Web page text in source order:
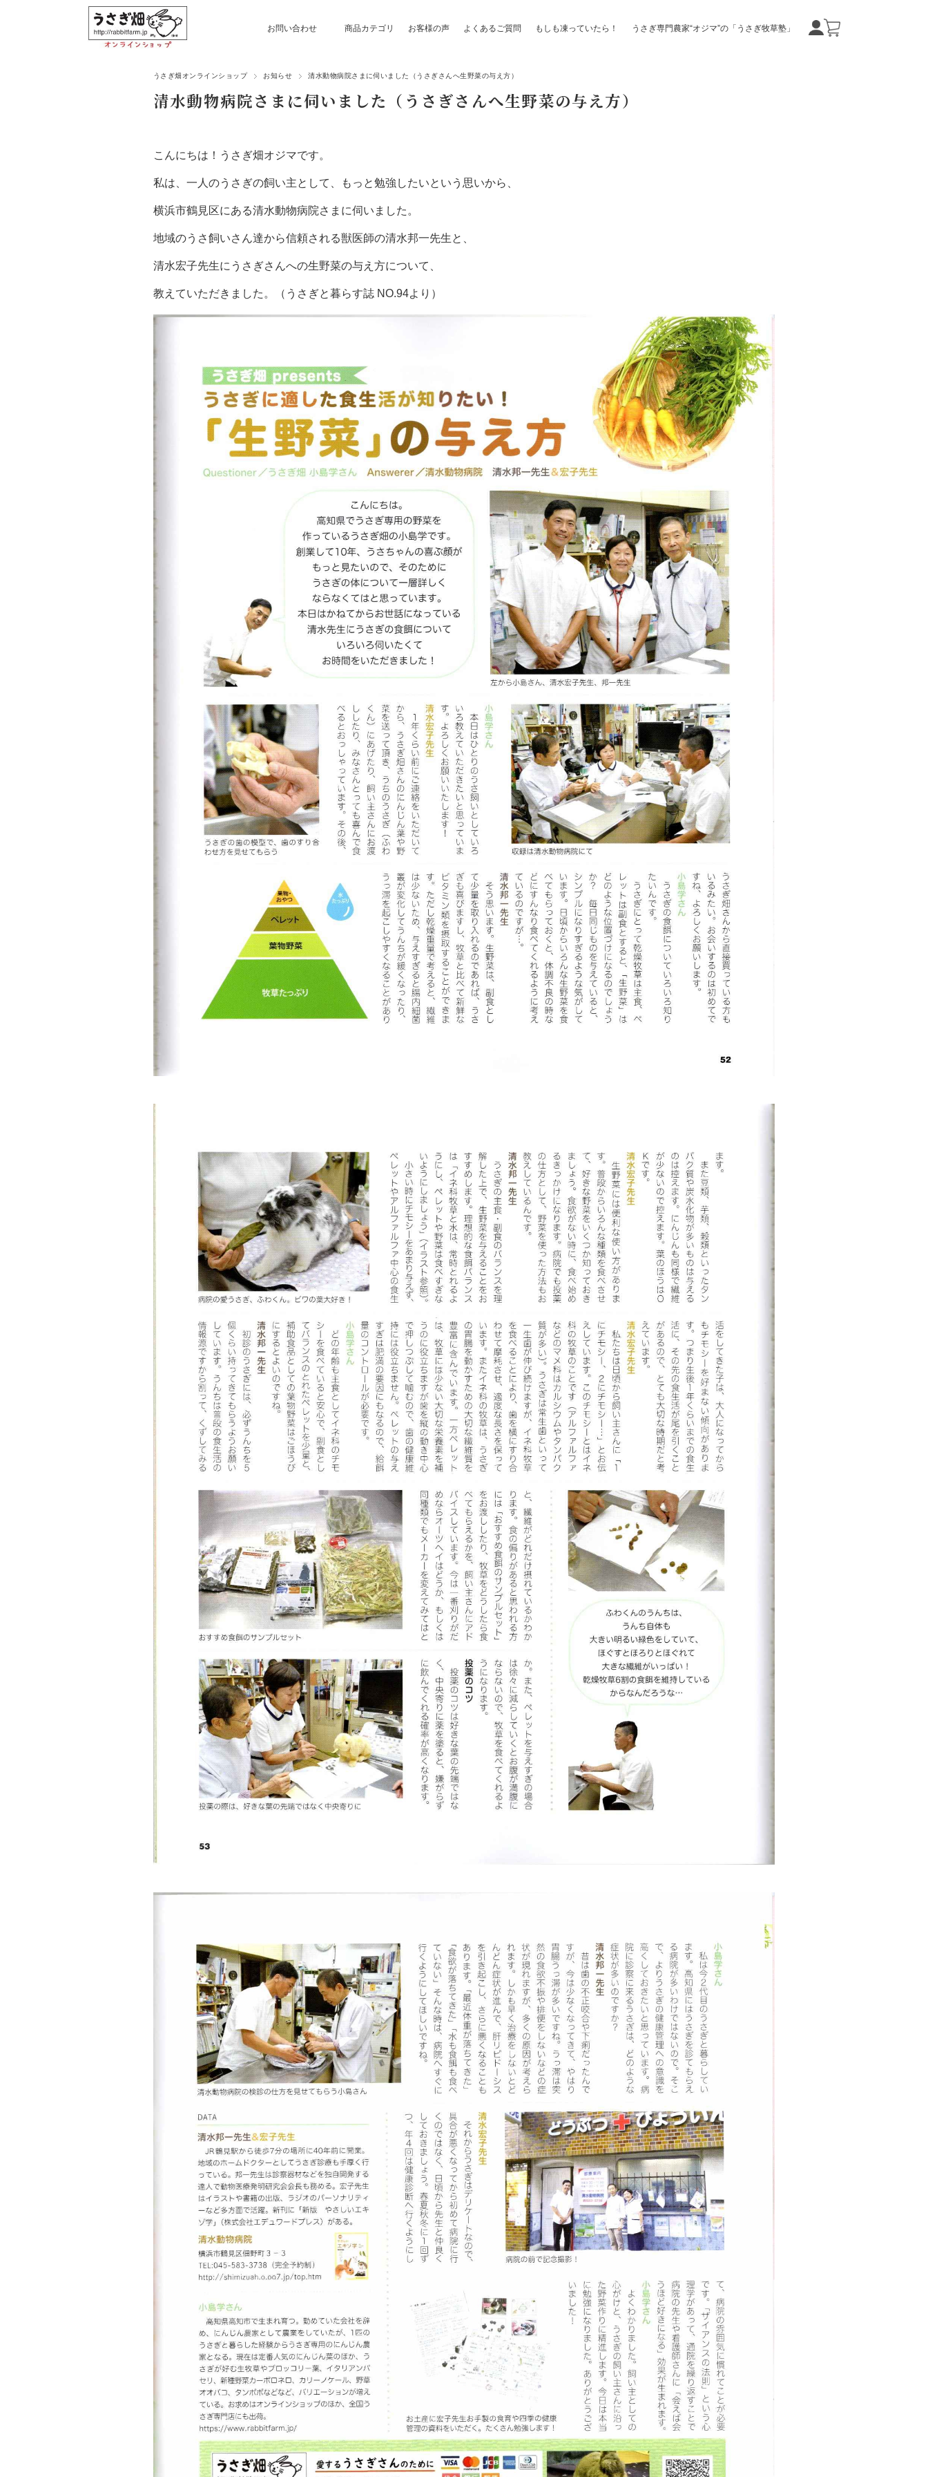
お問い合わせ 商品カテゴリ お客様の声 よくあるご質問 もしも凍っていたら！ うさぎ専門農家“オジマ”の「うさぎ牧草塾」
うさぎ畑オンラインショップ お知らせ 清水動物病院さまに伺いました（うさぎさんへ生野菜の与え方）
清水動物病院さまに伺いました（うさぎさんへ生野菜の与え方）
こんにちは！うさぎ畑オジマです。
私は、一人のうさぎの飼い主として、もっと勉強したいという思いから、
横浜市鶴見区にある清水動物病院さまに伺いました。
地域のうさ飼いさん達から信頼される獣医師の清水邦一先生と、
清水宏子先生にうさぎさんへの生野菜の与え方について、
教えていただきました。（うさぎと暮らす誌 NO.94より）